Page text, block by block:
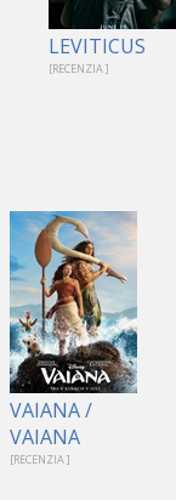
LEVITICUS
[RECENZIA ]
VAIANA /
VAIANA
[RECENZIA ]